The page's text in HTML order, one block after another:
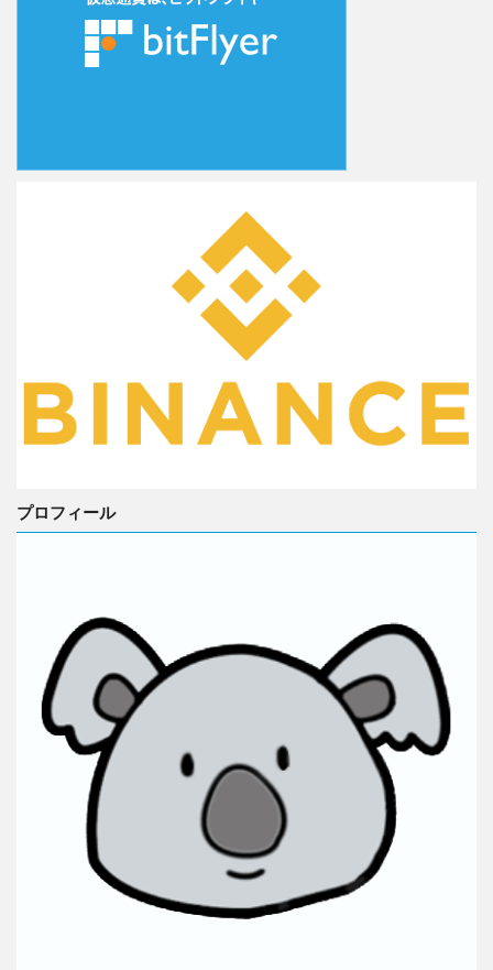
プロフィール